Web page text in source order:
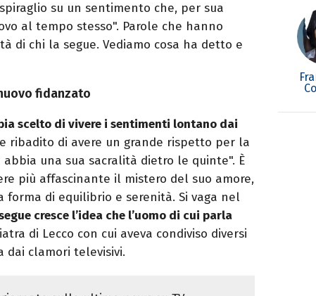
su un sentimento che, per sua
al tempo stesso". Parole che hanno
di chi la segue. Vediamo cosa ha detto e
fidanzato
scelto di vivere i sentimenti lontano dai
ribadito di avere un grande rispetto per la
una sua sacralità dietro le quinte". È
più affascinante il mistero del suo amore,
forma di equilibrio e serenità. Si vaga nel
cresce l’idea che l’uomo di cui parla
di Lecco con cui aveva condiviso diversi
clamori televisivi.